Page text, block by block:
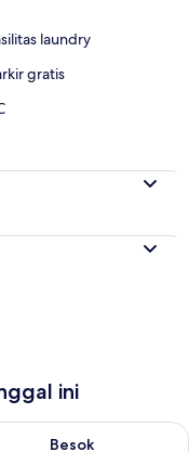
laundry
gratis
ini
9 - Agu 10
Besok
ketersediaan untuk